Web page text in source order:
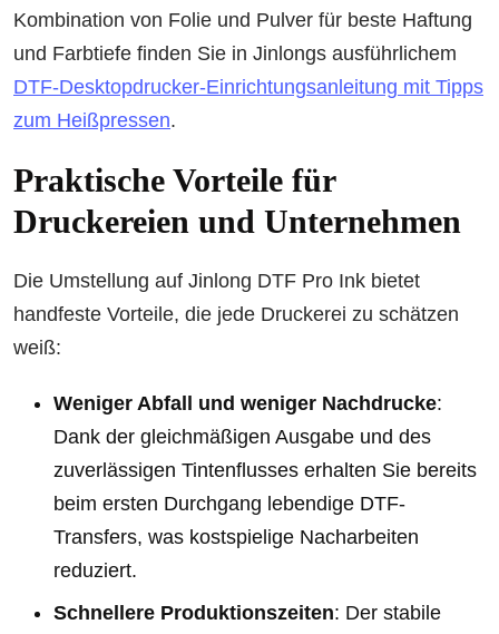
Kombination von Folie und Pulver für beste Haftung
und Farbtiefe finden Sie in Jinlongs ausführlichem
DTF-Desktopdrucker-Einrichtungsanleitung mit Tipps
zum Heißpressen.
Praktische Vorteile für
Druckereien und Unternehmen
Die Umstellung auf Jinlong DTF Pro Ink bietet
handfeste Vorteile, die jede Druckerei zu schätzen
weiß:
Weniger Abfall und weniger Nachdrucke:
Dank der gleichmäßigen Ausgabe und des
zuverlässigen Tintenflusses erhalten Sie bereits
beim ersten Durchgang lebendige DTF-
Transfers, was kostspielige Nacharbeiten
reduziert.
Schnellere Produktionszeiten: Der stabile